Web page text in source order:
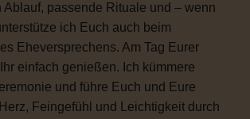
Ablauf, passende Rituale und – wenn
ich Euch auch beim
Eheversprechens. Am Tag Eurer
einfach genießen. Ich kümmere
und führe Euch und Eure
Feingefühl und Leichtigkeit durch